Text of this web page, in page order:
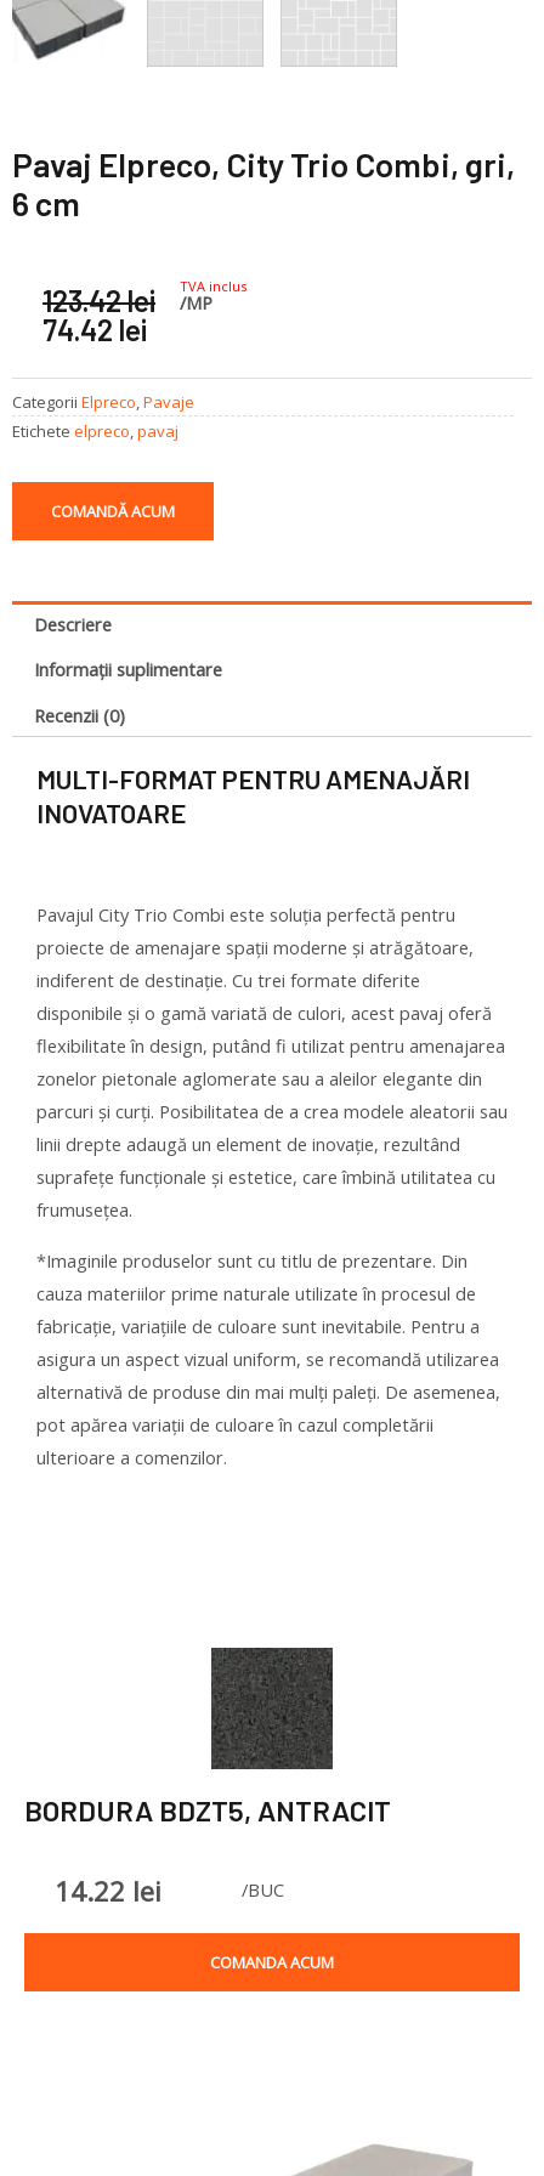
Pavaj Elpreco, City Trio Combi, gri,
6 cm
123.42lei
Prețul
inițial
fost:
123.42 lei.
74.42 lei
Prețul
curent
74.42 lei.
TVA inclus
/MP
Categorii Elpreco,Pavaje
Etichete elpreco,pavaj
COMANDĂ ACUM
Descriere
Informații suplimentare
Recenzii (0)
MULTI-FORMAT PENTRU AMENAJĂRI
INOVATOARE
Pavajul City Trio Combi este soluția perfectă pentru
proiecte de amenajare spații moderne și atrăgătoare,
indiferent de destinație. Cu trei formate diferite
disponibile și o gamă variată de culori, acest pavaj oferă
flexibilitate în design, putând fi utilizat pentru amenajarea
zonelor pietonale aglomerate sau a aleilor elegante din
parcuri și curți. Posibilitatea de a crea modele aleatorii sau
linii drepte adaugă un element de inovație, rezultând
suprafețe funcționale și estetice, care îmbină utilitatea cu
frumusețea.
*Imaginile produselor sunt cu titlu de prezentare. Din
cauza materiilor prime naturale utilizate în procesul de
fabricație, variațiile de culoare sunt inevitabile. Pentru a
asigura un aspect vizual uniform, se recomandă utilizarea
alternativă de produse din mai mulți paleți. De asemenea,
pot apărea variații de culoare în cazul completării
ulterioare a comenzilor.
BORDURA BDZT5, ANTRACIT
14.22 lei /BUC
COMANDA ACUM